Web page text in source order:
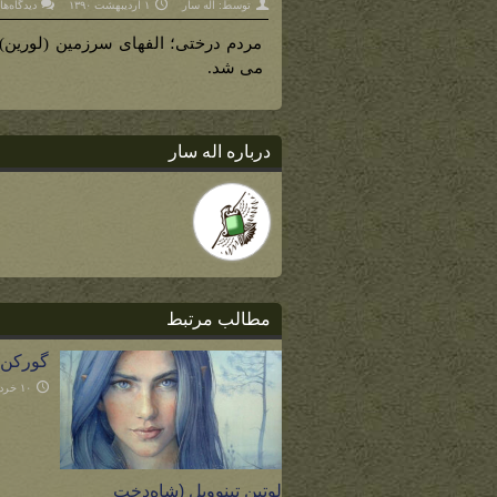
توسط: اله سار ۱ اردیبهشت ۱۳۹۰ دیدگاه‌ها
مردم درختی؛ الفهای سرزمین
می شد.
درباره اله سار
مطالب مرتبط
لوتین تینوویل (شاه‌دخت
گورکن
۱۰ خرداد ۱۴۰۳